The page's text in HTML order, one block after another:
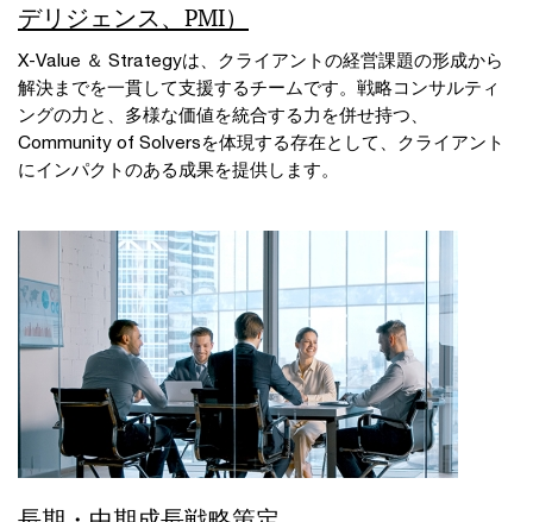
デリジェンス、PMI）
X-Value ＆ Strategyは、クライアントの経営課題の形成から
解決までを一貫して支援するチームです。戦略コンサルティ
ングの力と、多様な価値を統合する力を併せ持つ、
Community of Solversを体現する存在として、クライアント
にインパクトのある成果を提供します。